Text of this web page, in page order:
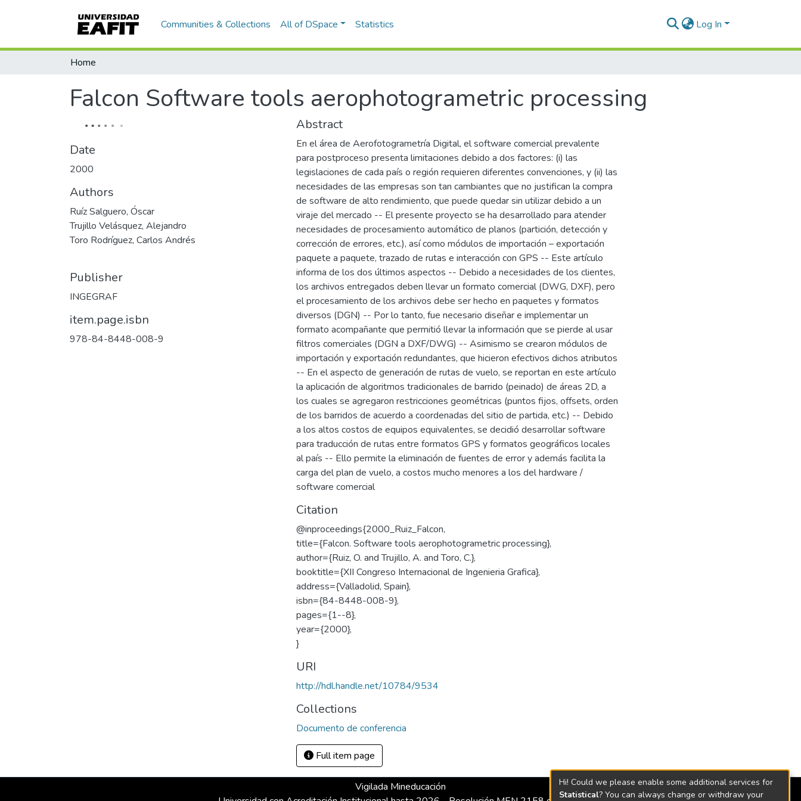
Communities & Collections All of DSpace Statistics Log In
Home
Falcon Software tools aerophotogrametric processing
Date
2000
Authors
Ruíz Salguero, Óscar
Trujillo Velásquez, Alejandro
Toro Rodríguez, Carlos Andrés
Publisher
INGEGRAF
item.page.isbn
978-84-8448-008-9
Abstract
En el área de Aerofotogrametría Digital, el software comercial prevalente
para postproceso presenta limitaciones debido a dos factores: (i) las
legislaciones de cada país o región requieren diferentes convenciones, y (ii) las
necesidades de las empresas son tan cambiantes que no justifican la compra
de software de alto rendimiento, que puede quedar sin utilizar debido a un
viraje del mercado -- El presente proyecto se ha desarrollado para atender
necesidades de procesamiento automático de planos (partición, detección y
corrección de errores, etc.), así como módulos de importación – exportación
paquete a paquete, trazado de rutas e interacción con GPS -- Este artículo
informa de los dos últimos aspectos -- Debido a necesidades de los clientes,
los archivos entregados deben llevar un formato comercial (DWG, DXF), pero
el procesamiento de los archivos debe ser hecho en paquetes y formatos
diversos (DGN) -- Por lo tanto, fue necesario diseñar e implementar un
formato acompañante que permitió llevar la información que se pierde al usar
filtros comerciales (DGN a DXF/DWG) -- Asimismo se crearon módulos de
importación y exportación redundantes, que hicieron efectivos dichos atributos
-- En el aspecto de generación de rutas de vuelo, se reportan en este artículo
la aplicación de algoritmos tradicionales de barrido (peinado) de áreas 2D, a
los cuales se agregaron restricciones geométricas (puntos fijos, offsets, orden
de los barridos de acuerdo a coordenadas del sitio de partida, etc.) -- Debido
a los altos costos de equipos equivalentes, se decidió desarrollar software
para traducción de rutas entre formatos GPS y formatos geográficos locales
al país -- Ello permite la eliminación de fuentes de error y además facilita la
carga del plan de vuelo, a costos mucho menores a los del hardware /
software comercial
Citation
@inproceedings{2000_Ruiz_Falcon,
title={Falcon. Software tools aerophotogrametric processing},
author={Ruiz, O. and Trujillo, A. and Toro, C.},
booktitle={XII Congreso Internacional de Ingenieria Grafica},
address={Valladolid, Spain},
isbn={84-8448-008-9},
pages={1--8},
year={2000},
}
URI
http://hdl.handle.net/10784/9534
Collections
Documento de conferencia
Full item page
Vigilada Mineducación
Hi! Could we please enable some additional services for
Statistical? You can always change or withdraw your